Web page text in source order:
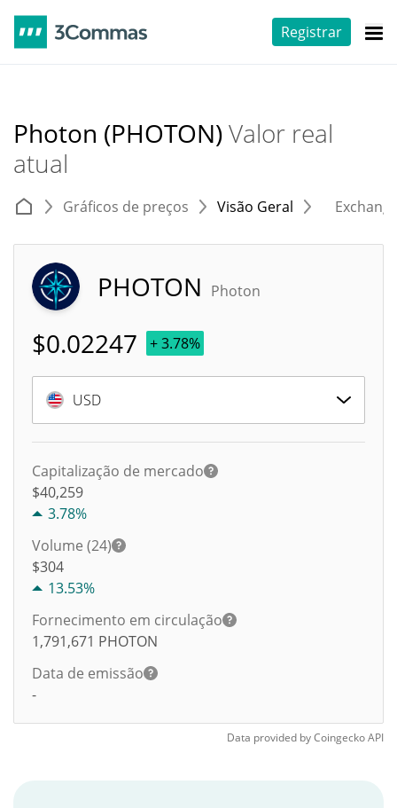
Registrar
Photon (PHOTON)Valor real
atual
Gráficos de preços Visão Geral
PHOTON Photon
$0.02247 + 3.78%
USD
Capitalização de mercado
$40,259
3.78%
Volume (24)
$304
13.53%
Fornecimento em circulação
1,791,671 PHOTON
Data de emissão
-
Data provided byCoingeckoAPI